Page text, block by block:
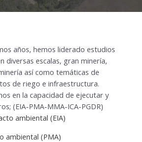
años, hemos liderado estudios
diversas escalas, gran minería,
así como temáticas de
de riego e infraestructura.
en la capacidad de ejecutar y
(EIA-PMA-MMA-ICA-PGDR)
ambiental (EIA)
ambiental (PMA)